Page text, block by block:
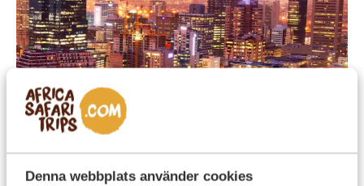
Denna webbplats använder cookies
Bästa tiden att besöka Kapstaden
Kapstaden är en destination som lockar året runt.